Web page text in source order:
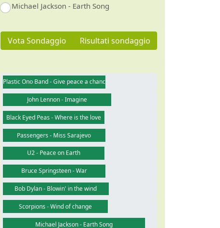
Michael Jackson - Earth Song
Vota Sondaggio Risultati sondaggio
Plastic Ono Band - Give peace a chance
John Lennon - Imagine
Black Eyed Peas - Where is the love
Passengers - Miss Sarajevo
U2 - Peace on Earth
Bruce Springsteen - War
Bob Dylan - Blowin' in the wind
Scorpions - Wind of change
Michael Jackson - Earth Song